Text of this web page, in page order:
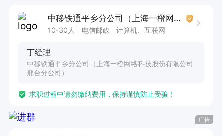
中移铁通平乡分公司（上海一橙网络科技股份有限公司邢台分公司）
10-30人 电信邮政、计算机、互联网
丁经理
中移铁通平乡分公司（上海一橙网络科技股份有限公司
邢台分公司）
求职过程中请勿缴纳费用，保持谨慎防止受骗！
广告